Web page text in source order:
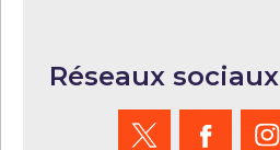
Réseaux sociaux